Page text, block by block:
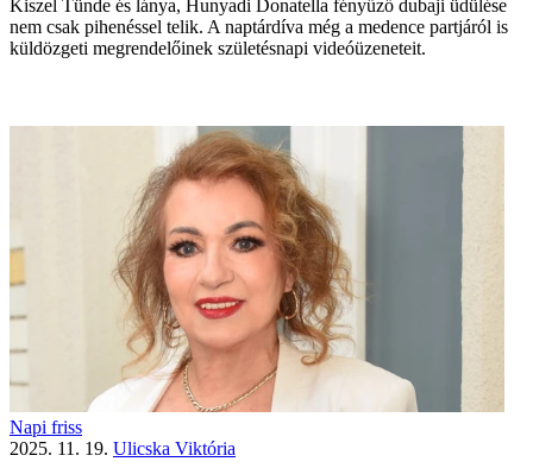
Kiszel Tünde és lánya, Hunyadi Donatella fényűző dubaji üdülése
nem csak pihenéssel telik. A naptárdíva még a medence partjáról is
küldözgeti megrendelőinek születésnapi videóüzeneteit.
Napi friss
2025. 11. 19. Ulicska Viktória